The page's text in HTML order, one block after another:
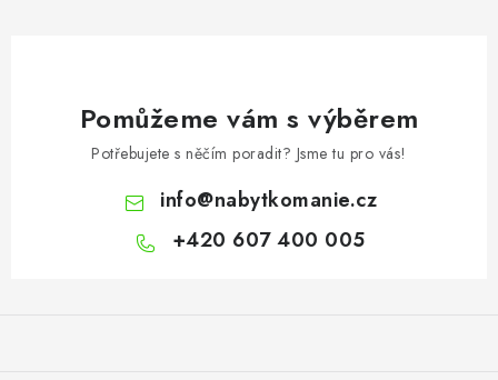
Pomůžeme vám s výběrem
Potřebujete s něčím poradit? Jsme tu pro vás!
info@nabytkomanie.cz
+420 607 400 005